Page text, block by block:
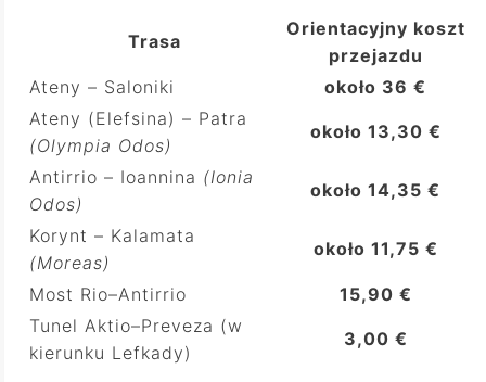
Trasa
Orientacyjny koszt
przejazdu
Ateny – Saloniki
około 36 €
Ateny (Elefsina) – Patra
(Olympia Odos)
około 13,30 €
Antirrio – Ioannina (Ionia
Odos)
około 14,35 €
Korynt – Kalamata
(Moreas)
około 11,75 €
Most Rio–Antirrio
15,90 €
Tunel Aktio–Preveza (w
kierunku Lefkady)
3,00 €